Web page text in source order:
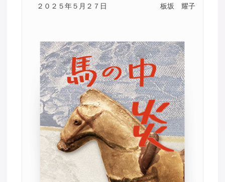
２０２５年５月２７日 板坂 耀子